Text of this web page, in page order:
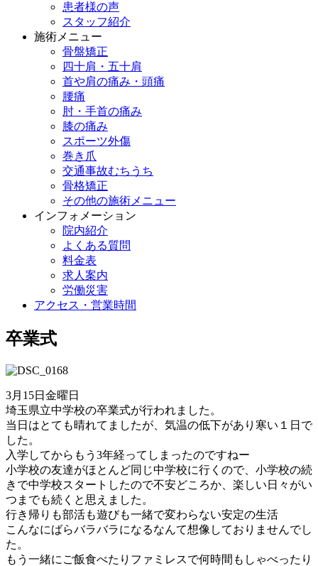
患者様の声
スタッフ紹介
施術メニュー
骨盤矯正
四十肩・五十肩
首や肩の痛み・頭痛
腰痛
肘・手首の痛み
膝の痛み
スポーツ外傷
巻き爪
交通事故むちうち
骨格矯正
その他の施術メニュー
インフォメーション
院内紹介
よくある質問
料金表
求人案内
労働災害
アクセス・営業時間
卒業式
3月15日金曜日
埼玉県立中学校の卒業式が行われました。
当日はとても晴れてましたが、気温の低下があり寒い１日で
した。
入学してからもう3年経ってしまったのですねー
小学校の友達がほとんど同じ中学校に行くので、小学校の続
きで中学校スタートしたので不安どころか、楽しい日々がい
つまでも続くと思えました。
行き帰りも部活も遊びも一緒で変わらない安定の生活
こんなにばらバラバラになるなんて想像しておりませんでし
た。
もう一緒にご飯食べたりファミレスで何時間もしゃべったり